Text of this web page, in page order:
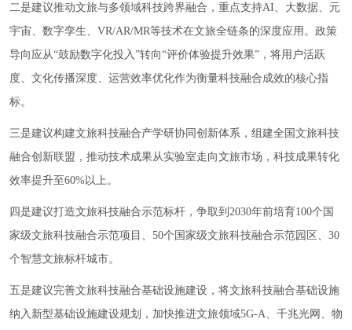
二是建议推动文旅与多领域科技跨界融合，重点支持AI、大数据、元
宇宙、数字孪生、VR/AR/MR等技术在文旅全链条的深度应用。政策
导向应从“鼓励数字化投入”转向“评价体验提升效果”，将用户活跃
度、文化传播深度、运营效率优化作为衡量科技融合成效的核心指
标。
三是建议构建文旅科技融合产学研协同创新体系，组建全国文旅科技
融合创新联盟，推动技术成果从实验室走向文旅市场，科技成果转化
效率提升至60%以上。
四是建议打造文旅科技融合示范标杆，争取到2030年前培育100个国
家级文旅科技融合示范项目、50个国家级文旅科技融合示范园区、30
个智慧文旅标杆城市。
五是建议完善文旅科技融合基础设施建设，将文旅科技融合基础设施
纳入新型基础设施建设规划，加快推进文旅领域5G-A、千兆光网、物